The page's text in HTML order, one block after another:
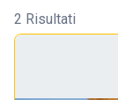
2 Risultati